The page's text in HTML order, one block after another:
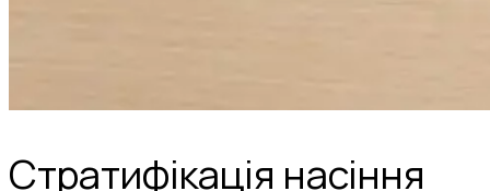
Стратифікація насіння